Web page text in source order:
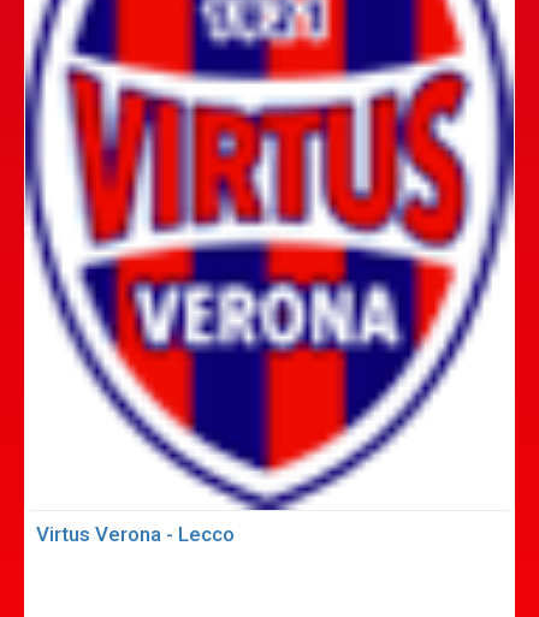
Virtus Verona - Lecco